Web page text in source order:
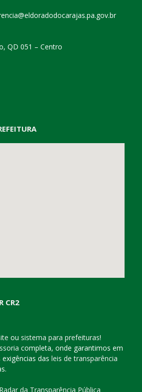
QD 051 – Centro
CR2
ou sistema para prefeituras!
completa, onde garantimos em
das leis de transparência
Radar da Transparência Pública